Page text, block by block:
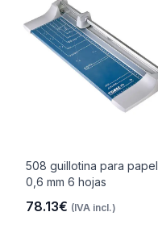
508 guillotina para papel
0,6 mm 6 hojas
78.13€ (IVA incl.)